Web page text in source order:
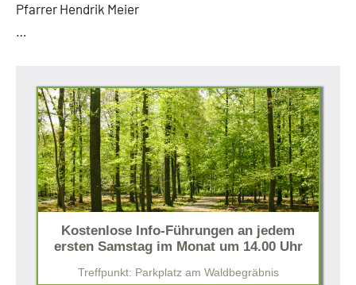
Pfarrer Hendrik Meier
…
Kostenlose Info-Führungen an jedem
ersten Samstag im Monat um 14.00 Uhr
Treffpunkt: Parkplatz am Waldbegräbnis